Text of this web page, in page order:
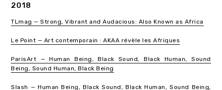
2018
TLmag — Strong, Vibrant and Audacious: Also Known as Africa
Le Point — Art contemporain : AKAA révèle les Afriques
ParisArt — Human Being, Black Sound, Black Human, Sound
Being, Sound Human, Black Being
Slash — Human Being, Black Sound, Black Human, Sound Being,